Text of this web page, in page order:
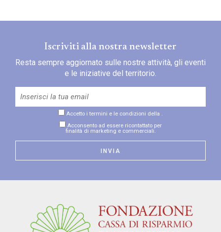
Iscriviti alla nostra newsletter
Resta sempre aggiornato sulle nostre attività, gli eventi
e le iniziative del territorio.
Accetto i termini e le condizioni della .
Acconsento ad essere ricontattato per
finalità di marketing e commerciali.